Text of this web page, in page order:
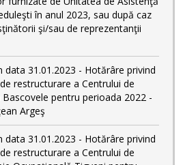
în anul 2023, sau după caz
şi/sau de reprezentanţii
data 31.01.2023 - Hotărâre privind
restructurare a Centrului de
pentru perioada 2022 -
Argeş
data 31.01.2023 - Hotărâre privind
restructurare a Centrului de